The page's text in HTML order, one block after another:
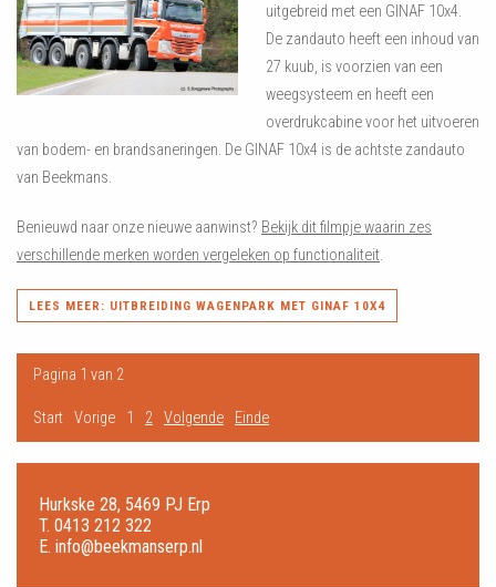
uitgebreid met een GINAF 10x4.
De zandauto heeft een inhoud van
27 kuub, is voorzien van een
weegsysteem en heeft een
overdrukcabine voor het uitvoeren
van bodem- en brandsaneringen. De GINAF 10x4 is de achtste zandauto
van Beekmans.
Benieuwd naar onze nieuwe aanwinst? Bekijk dit filmpje waarin zes
verschillende merken worden vergeleken op functionaliteit.
LEES MEER: UITBREIDING WAGENPARK MET GINAF 10X4
Pagina 1 van 2
Start Vorige 1 2 Volgende Einde
Hurkske 28, 5469 PJ Erp
T. 0413 212 322
E. info@beekmanserp.nl